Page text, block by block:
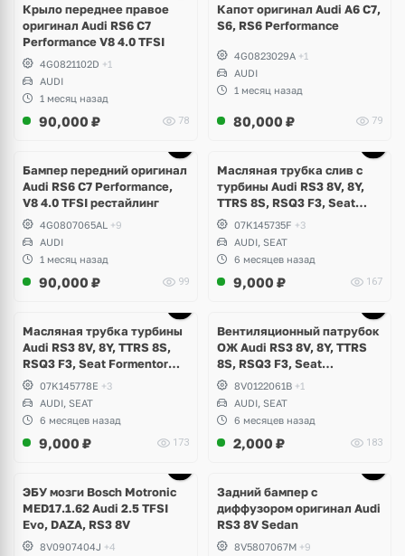
Крыло переднее правое
оригинал Audi RS6 C7
Performance V8 4.0 TFSI
4G0821102D +1
AUDI
1 месяц назад
90,000 ₽ 78
Капот оригинал Audi A6 C7,
S6, RS6 Performance
4G0823029A +1
AUDI
1 месяц назад
80,000 ₽ 79
Бампер передний оригинал
Audi RS6 C7 Performance,
V8 4.0 TFSI рестайлинг
4G0807065AL
+9
AUDI
1 месяц назад
90,000 ₽ 99
Масляная трубка слив с
турбины Audi RS3 8V, 8Y,
TTRS 8S, RSQ3 F3, Seat
Formentor Cupra 2.5 TFSI
Evo, DAZA, DNWA, DNWB
07K145735F +3
AUDI, SEAT
6 месяцев назад
9,000 ₽ 167
Масляная трубка турбины
Audi RS3 8V, 8Y, TTRS 8S,
RSQ3 F3, Seat Formentor
Cupra 2.5 TFSI Evo, DAZA,
DNWA, DNWB
07K145778E +3
AUDI, SEAT
6 месяцев назад
9,000 ₽ 173
Вентиляционный патрубок
ОЖ Audi RS3 8V, 8Y, TTRS
8S, RSQ3 F3, Seat
Formentor Cupra 2.5 TFSI
Evo, DAZA, DNWA, DNWB
8V0122061B +1
AUDI, SEAT
6 месяцев назад
2,000 ₽ 183
ЭБУ мозги Bosch Motronic
MED17.1.62 Audi 2.5 TFSI
Evo, DAZA, RS3 8V
8V0907404J +4
Задний бампер с
диффузором оригинал Audi
RS3 8V Sedan
8V5807067M +9